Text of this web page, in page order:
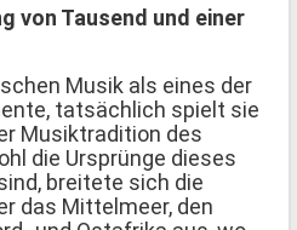
von Tausend und einer
Musik als eines der
tatsächlich spielt sie
Musiktradition des
die Ursprünge dieses
breitete sich die
das Mittelmeer, den